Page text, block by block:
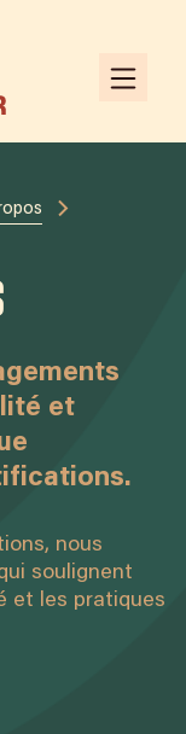
et
nous
soulignent
et les pratiques